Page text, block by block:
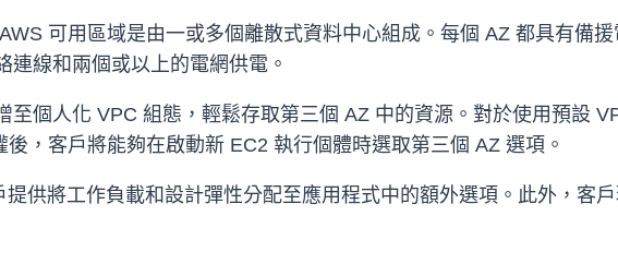
可用區域是由一或多個離散式資料中心組成。每個 AZ 都具有備
線和兩個或以上的電網供電。
至個人化 VPC 組態，輕鬆存取第三個 AZ 中的資源。對於使用預設
，客戶將能夠在啟動新 EC2 執行個體時選取第三個 AZ 選項。
供將工作負載和設計彈性分配至應用程式中的額外選項。此外，客